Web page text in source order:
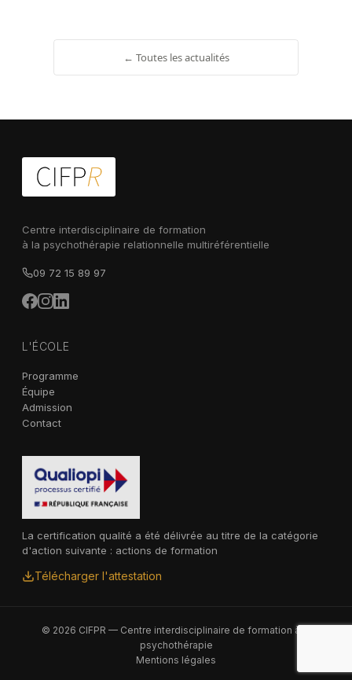
← Toutes les actualités
Centre interdisciplinaire de formation
à la psychothérapie relationnelle multiréférentielle
09 72 15 89 97
L'ÉCOLE
Programme
Équipe
Admission
Contact
La certification qualité a été délivrée au titre de la catégorie
d'action suivante : actions de formation
Télécharger l'attestation
© 2026 CIFPR — Centre interdisciplinaire de formation à la
psychothérapie
Mentions légales